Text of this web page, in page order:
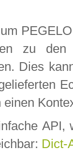
zu den
Dies
API,
Dict-